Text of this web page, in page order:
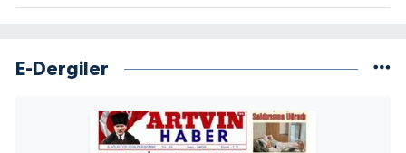
E-Dergiler